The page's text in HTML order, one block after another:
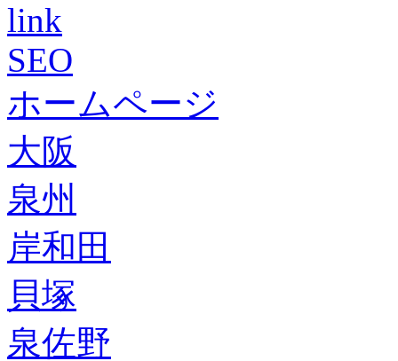
link
SEO
ホームページ
大阪
泉州
岸和田
貝塚
泉佐野